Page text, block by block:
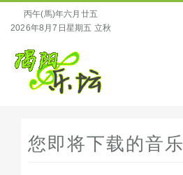
丙午(馬)年六月廿五
2026年8月7日星期五 立秋
您即将下载的音乐